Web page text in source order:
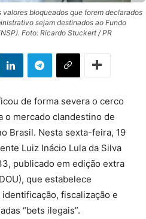
bloqueados que forem declarados
sejam destinados ao Fundo
Foto: Ricardo Stuckert / PR
de forma severa o cerco
o mercado clandestino de
Brasil. Nesta sexta-feira, 19
Luiz Inácio Lula da Silva
publicado em edição extra
que estabelece
fiscalização e
“bets ilegais”.